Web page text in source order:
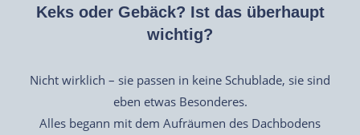
Keks oder Gebäck? Ist das überhaupt
wichtig?
Nicht wirklich – sie passen in keine Schublade, sie sind
eben etwas Besonderes.
Alles begann mit dem Aufräumen des Dachbodens